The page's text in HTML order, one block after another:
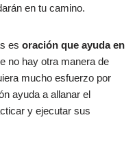
en tu camino.
es oración que ayuda en
no hay otra manera de
mucho esfuerzo por
ayuda a allanar el
y ejecutar sus